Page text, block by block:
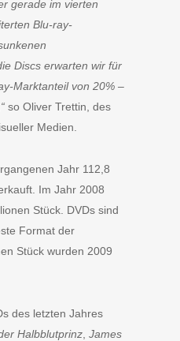
gerade im vierten
Blu-ray-
Discs erwarten wir für
Marktanteil von 20% –
so Oliver Trettin, des
Medien.
Jahr 112,8
Im Jahr 2008
Stück. DVDs sind
Format der
Stück wurden 2009
des letzten Jahres
Halbblutprinz James